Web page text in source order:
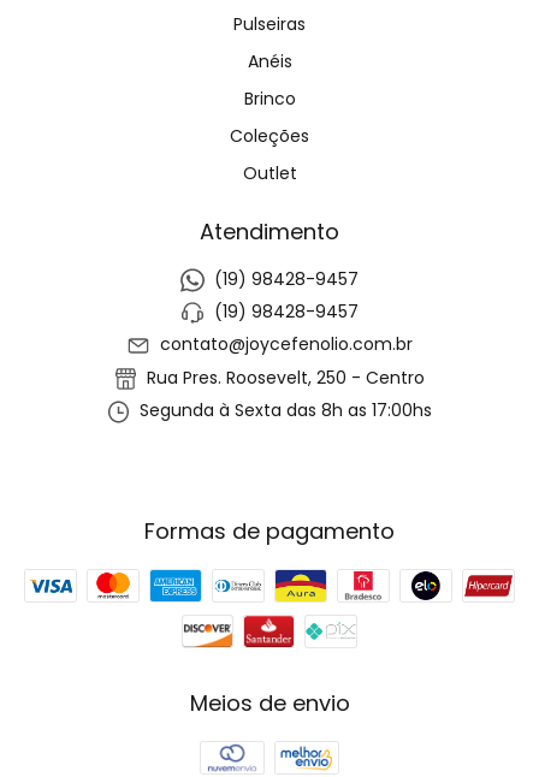
Pulseiras
Anéis
Brinco
Coleções
Outlet
Atendimento
(19) 98428-9457
(19) 98428-9457
contato@joycefenolio.com.br
Rua Pres. Roosevelt, 250 - Centro
Segunda à Sexta das 8h as 17:00hs
Formas de pagamento
Meios de envio